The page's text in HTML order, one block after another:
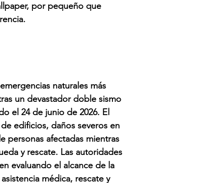
por pequeño que
naturales más
un devastador doble sismo
el 24 de junio de 2026. El
edificios, daños severos en
personas afectadas mientras
y rescate. Las autoridades
evaluando el alcance de la
médica, rescate y